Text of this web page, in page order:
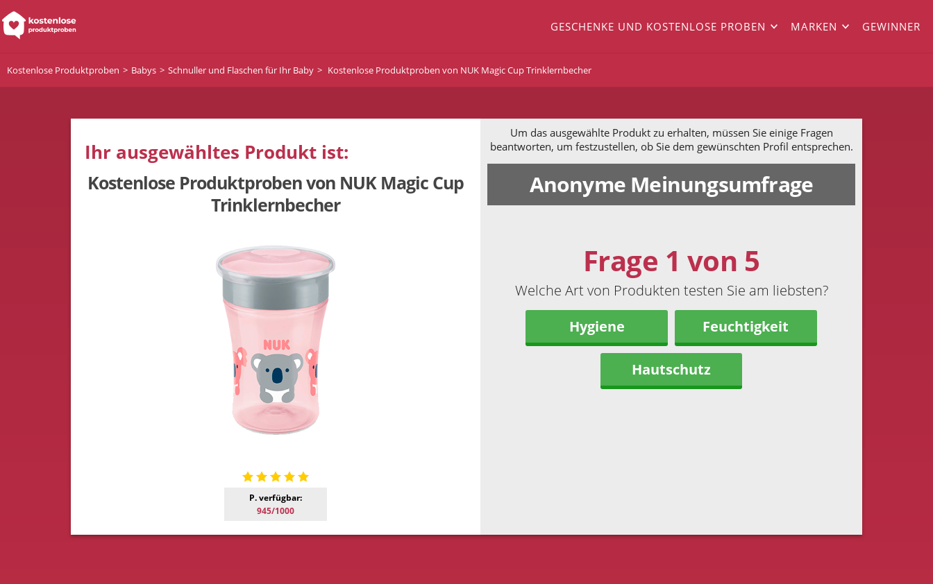
GESCHENKE UND KOSTENLOSE PROBEN MARKEN GEWINNER
Kostenlose Produktproben Babys Schnuller und Flaschen für Ihr Baby Kostenlose Produktproben von NUK Magic Cup Trinklernbecher
Ihr ausgewähltes Produkt ist:
Kostenlose Produktproben von NUK Magic Cup
Trinklernbecher
P. verfügbar:
945/1000
Anonyme Meinungsumfrage
Um das ausgewählte Produkt zu erhalten, müssen Sie einige Fragen
beantworten, um festzustellen, ob Sie dem gewünschten Profil entsprechen.
Frage 1 von 5
Welche Art von Produkten testen Sie am liebsten?
Hygiene
Feuchtigkeit
Hautschutz